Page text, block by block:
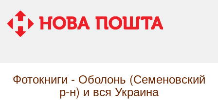
Фотокниги - Оболонь (Семеновский
р-н) и вся Украина